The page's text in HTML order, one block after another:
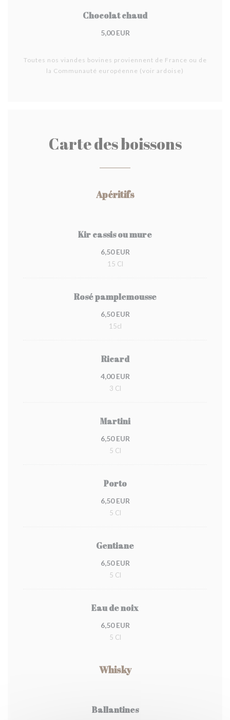
Chocolat chaud
5,00 EUR
Toutes nos viandes bovines proviennent de France ou de
la Communauté européenne (voir ardoise)
Carte des boissons
Apéritifs
Kir cassis ou mure
6,50 EUR
15 Cl
Rosé pamplemousse
6,50 EUR
15cl
Ricard
4,00 EUR
3 Cl
Martini
6,50 EUR
5 Cl
Porto
6,50 EUR
5 Cl
Gentiane
6,50 EUR
5 Cl
Eau de noix
6,50 EUR
5 Cl
Whisky
Ballantines